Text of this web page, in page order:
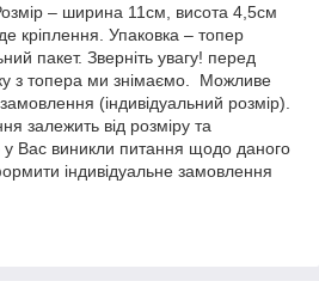
– ширина 11см, висота 4,5см
кріплення. Упаковка – топер
пакет. Зверніть увагу! перед
з топера ми знімаємо. Можливе
(індивідуальний розмір).
залежить від розміру та
у Вас виникли питання щодо даного
індивідуальне замовлення